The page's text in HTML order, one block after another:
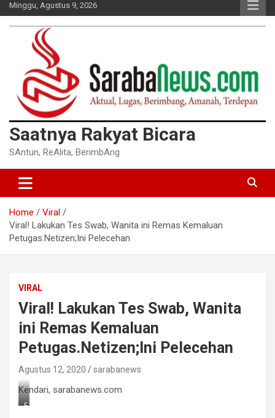
Minggu, Agustus 9, 2026
Saatnya Rakyat Bicara
SAntun, ReAlita, BerimbAng
Home
Viral
Viral! Lakukan Tes Swab, Wanita ini Remas Kemaluan
Petugas.Netizen;Ini Pelecehan
VIRAL
Viral! Lakukan Tes Swab, Wanita
ini Remas Kemaluan
Petugas.Netizen;Ini Pelecehan
Agustus 12, 2020 sarabanews
Kendari, sarabanews.com
F